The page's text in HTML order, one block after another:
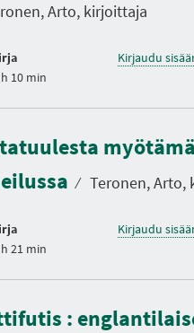
Arto, kirjoittaja
10 min
Kirjaudu
⁄ Teronen, Arto,
21 min
Kirjaudu
: